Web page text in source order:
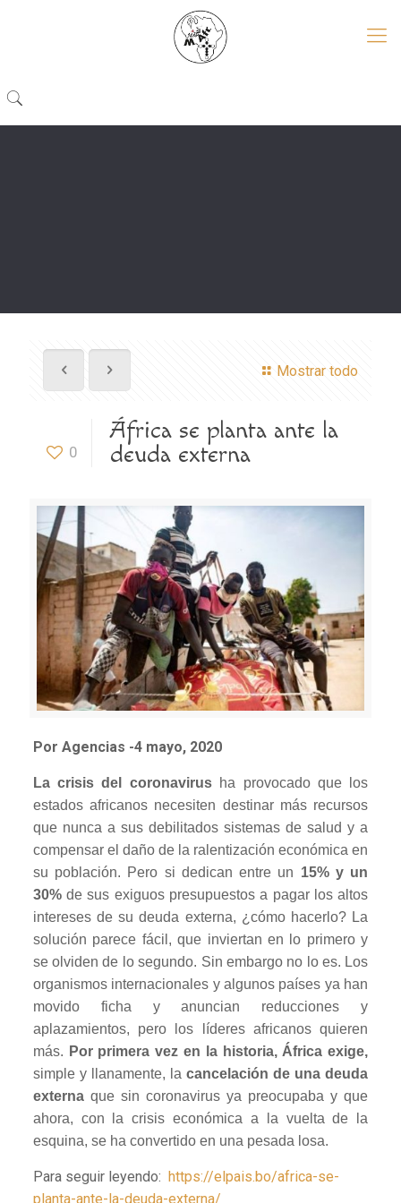
Mostrar todo
0
África se planta ante la
deuda externa
Por Agencias -4 mayo, 2020
La crisis del coronavirusha provocado que los
estados africanos necesiten destinar más recursos
que nunca a sus debilitados sistemas de salud y a
compensar el daño de la ralentización económica en
su población. Pero si dedican entre un 15% y un
30%de sus exiguos presupuestos a pagar los altos
intereses de su deuda externa, ¿cómo hacerlo? La
solución parece fácil, que inviertan en lo primero y
se olviden de lo segundo. Sin embargo no lo es. Los
organismos internacionales y algunos países ya han
movido ficha y anuncian reducciones y
aplazamientos, pero los líderes africanos quieren
más. Por primera vez en la historia, África exige,
simple y llanamente, lacancelación de una deuda
externaque sin coronavirus ya preocupaba y que
ahora, con la crisis económica a la vuelta de la
esquina, se ha convertido en una pesada losa.
Para seguir leyendo: https://elpais.bo/africa-se-
planta-ante-la-deuda-externa/